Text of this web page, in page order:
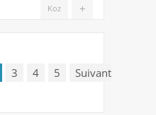
+
Koz
3 4 5
Suivant